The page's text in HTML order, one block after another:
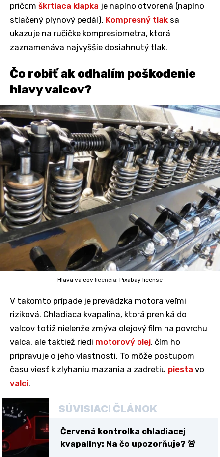
pričom škrtiaca klapka je naplno otvorená (naplno
stlačený plynový pedál). Kompresný tlak sa
ukazuje na ručičke kompresiometra, ktorá
zaznamenáva najvyššie dosiahnutý tlak.
Čo robiť ak odhalím poškodenie
hlavy valcov?
Hlava valcov licencia: Pixabay license
V takomto prípade je prevádzka motora veľmi
riziková. Chladiaca kvapalina, ktorá preniká do
valcov totiž nielenže zmýva olejový film na povrchu
valca, ale taktiež riedi motorový olej, čím ho
pripravuje o jeho vlastnosti. To môže postupom
času viesť k zlyhaniu mazania a zadretiu piesta vo
valci.
SÚVISIACI ČLÁNOK
Červená kontrolka chladiacej
kvapaliny: Na čo upozorňuje? 🚨